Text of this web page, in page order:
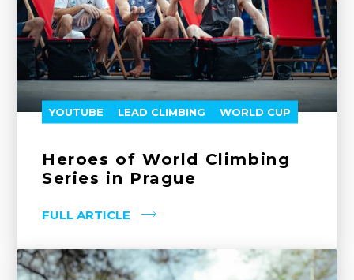
YOUTUBE LEAD CLIMBING WORLD CUP
Heroes of World Climbing
Series in Prague
FULL ARTICLE